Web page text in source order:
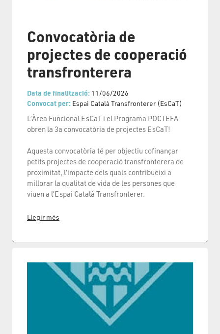
Convocatòria de
projectes de cooperació
transfronterera
Data de finalització: 11/06/2026
Convocat per: Espai Català Transfronterer (EsCaT)
L’Àrea Funcional EsCaT i el Programa POCTEFA
obren la 3a convocatòria de projectes EsCaT!
Aquesta convocatòria té per objectiu cofinançar
petits projectes de cooperació transfronterera de
proximitat, l’impacte dels quals contribueixi a
millorar la qualitat de vida de les persones que
viuen a l’Espai Català Transfronterer.
Llegir més